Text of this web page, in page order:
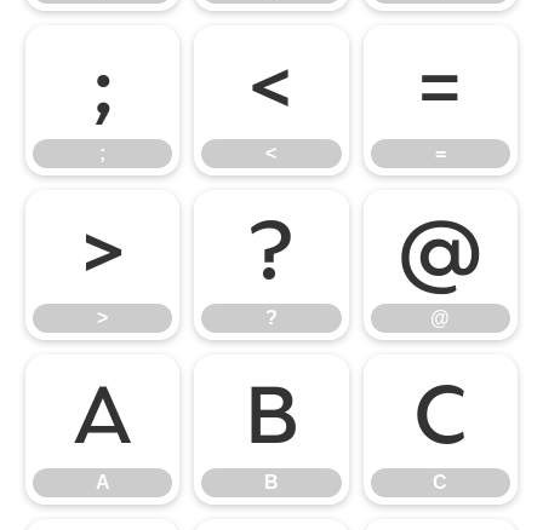
;
;
<
<
=
=
>
>
?
?
@
@
A
A
B
B
C
C